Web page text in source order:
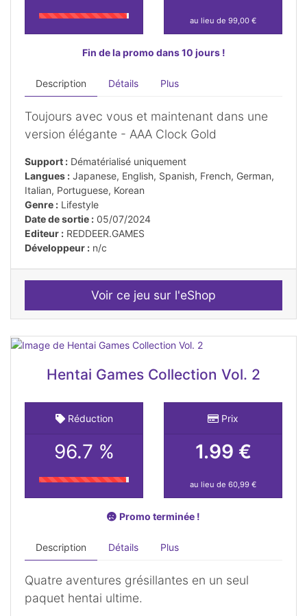
au lieu de 99,00 €
Fin de la promo dans 10 jours !
Description Détails Plus
Toujours avec vous et maintenant dans une
version élégante - AAA Clock Gold
Support : Dématérialisé uniquement
Langues : Japanese, English, Spanish, French, German,
Italian, Portuguese, Korean
Genre : Lifestyle
Date de sortie : 05/07/2024
Editeur : REDDEER.GAMES
Développeur : n/c
Voir ce jeu sur l'eShop
Hentai Games Collection Vol. 2
Réduction
96.7 %
Prix
1.99 €
au lieu de 60,99 €
Promo terminée !
Description Détails Plus
Quatre aventures grésillantes en un seul
paquet hentai ultime.